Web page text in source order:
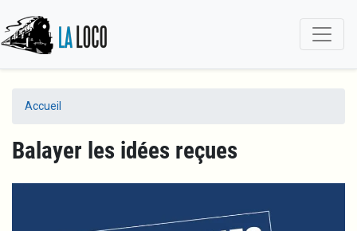
principal
Accueil
Balayer les idées reçues